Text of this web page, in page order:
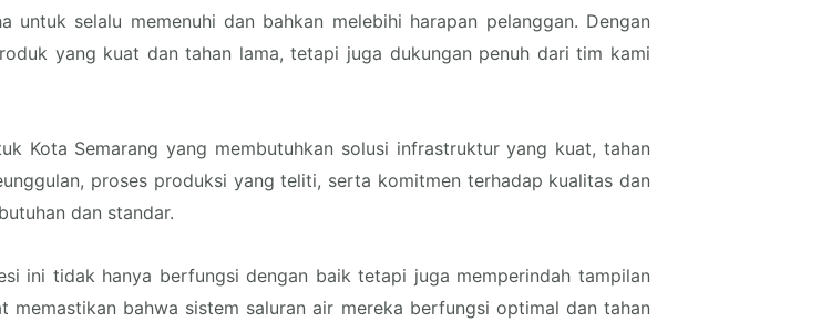
selalu memenuhi dan bahkan melebihi harapan pelanggan. Dengan
yang kuat dan tahan lama, tetapi juga dukungan penuh dari tim kami
Kota Semarang yang membutuhkan solusi infrastruktur yang kuat, tahan
proses produksi yang teliti, serta komitmen terhadap kualitas dan
dan standar.
ini tidak hanya berfungsi dengan baik tetapi juga memperindah tampilan
bahwa sistem saluran air mereka berfungsi optimal dan tahan